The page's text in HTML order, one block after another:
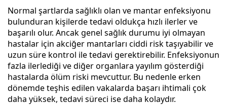
Normal şartlarda sağlıklı olan ve mantar enfeksiyonu
bulunduran kişilerde tedavi oldukça hızlı ilerler ve
başarılı olur. Ancak genel sağlık durumu iyi olmayan
hastalar için akciğer mantarları ciddi risk taşıyabilir ve
uzun süre kontrol ile tedavi gerektirebilir. Enfeksiyonun
fazla ilerlediği ve diğer organlara yayılım gösterdiği
hastalarda ölüm riski mevcuttur. Bu nedenle erken
dönemde teşhis edilen vakalarda başarı ihtimali çok
daha yüksek, tedavi süreci ise daha kolaydır.